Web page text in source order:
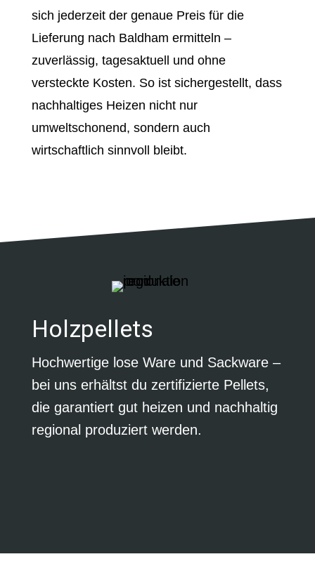
sich jederzeit der genaue Preis für die
Lieferung nach Baldham ermitteln –
zuverlässig, tagesaktuell und ohne
versteckte Kosten. So ist sichergestellt, dass
nachhaltiges Heizen nicht nur
umweltschonend, sondern auch
wirtschaftlich sinnvoll bleibt.
Holzpellets
Hochwertige lose Ware und Sackware –
bei uns erhältst du zertifizierte Pellets,
die garantiert gut heizen und nachhaltig
regional produziert werden.